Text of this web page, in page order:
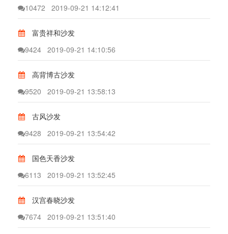
10472
2019-09-21 14:12:41
富贵祥和沙发
9424 2019-09-21 14:10:56
高背博古沙发
9520
2019-09-21 13:58:13
古风沙发
9428
2019-09-21 13:54:42
国色天香沙发
6113
2019-09-21 13:52:45
汉宫春晓沙发
7674 2019-09-21 13:51:40